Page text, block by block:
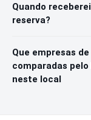
Quando
reserva?
Que empresas
comparadas pelo
neste local